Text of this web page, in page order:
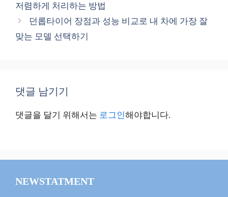
리
저렴하게 처리하는 방법
던롭타이어 장점과 성능 비교로 내 차에 가장 잘
맞는 모델 선택하기
댓글 남기기
댓글을 달기 위해서는 로그인해야합니다.
NEWSTATMENT